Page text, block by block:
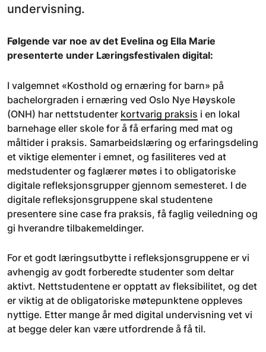
undervisning.
Følgende var noe av det Evelina og Ella Marie
presenterte under Læringsfestivalen digital:
I valgemnet «Kosthold og ernæring for barn» på
bachelorgraden i ernæring ved Oslo Nye Høyskole
(ONH) har nettstudenter kortvarig praksis i en lokal
barnehage eller skole for å få erfaring med mat og
måltider i praksis. Samarbeidslæring og erfaringsdeling
et viktige elementer i emnet, og fasiliteres ved at
medstudenter og faglærer møtes i to obligatoriske
digitale refleksjonsgrupper gjennom semesteret. I de
digitale refleksjonsgruppene skal studentene
presentere sine case fra praksis, få faglig veiledning og
gi hverandre tilbakemeldinger.
For et godt læringsutbytte i refleksjonsgruppene er vi
avhengig av godt forberedte studenter som deltar
aktivt. Nettstudentene er opptatt av fleksibilitet, og det
er viktig at de obligatoriske møtepunktene oppleves
nyttige. Etter mange år med digital undervisning vet vi
at begge deler kan være utfordrende å få til.